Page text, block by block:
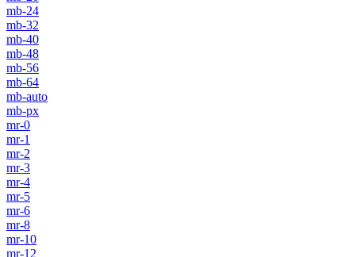
mb-24
mb-32
mb-40
mb-48
mb-56
mb-64
mb-auto
mb-px
mr-0
mr-1
mr-2
mr-3
mr-4
mr-5
mr-6
mr-8
mr-10
mr-12